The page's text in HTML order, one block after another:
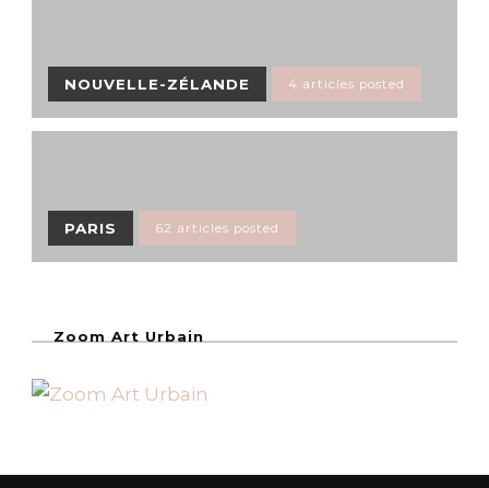
NOUVELLE-ZÉLANDE 4 articles posted
PARIS 62 articles posted
Zoom Art Urbain